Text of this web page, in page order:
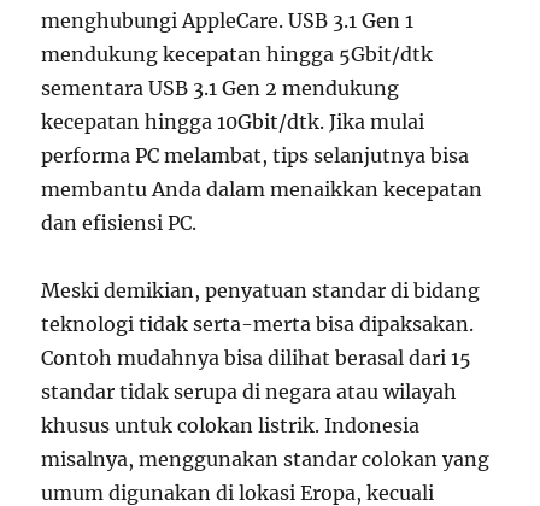
menghubungi AppleCare. USB 3.1 Gen 1
mendukung kecepatan hingga 5Gbit/dtk
sementara USB 3.1 Gen 2 mendukung
kecepatan hingga 10Gbit/dtk. Jika mulai
performa PC melambat, tips selanjutnya bisa
membantu Anda dalam menaikkan kecepatan
dan efisiensi PC.
Meski demikian, penyatuan standar di bidang
teknologi tidak serta-merta bisa dipaksakan.
Contoh mudahnya bisa dilihat berasal dari 15
standar tidak serupa di negara atau wilayah
khusus untuk colokan listrik. Indonesia
misalnya, menggunakan standar colokan yang
umum digunakan di lokasi Eropa, kecuali